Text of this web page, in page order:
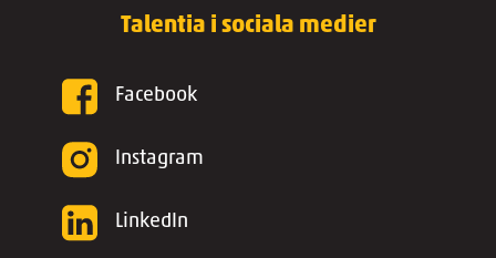
Talentia i sociala medier
Facebook
Instagram
LinkedIn